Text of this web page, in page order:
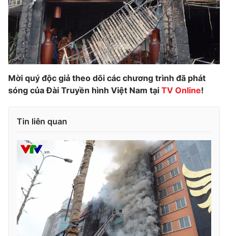
Mời quý độc giả theo dõi các chương trình đã phát
sóng của Đài Truyền hình Việt Nam tại TV Online!
Tin liên quan